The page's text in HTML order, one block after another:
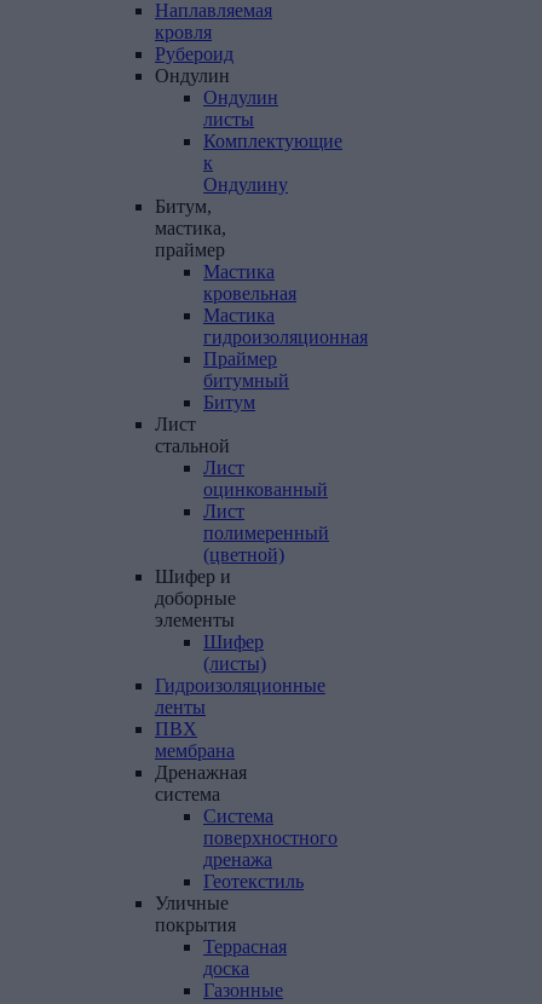
Наплавляемая
кровля
Рубероид
Ондулин
Ондулин
листы
Комплектующие
к
Ондулину
Битум,
мастика,
праймер
Мастика
кровельная
Мастика
гидроизоляционная
Праймер
битумный
Битум
Лист
стальной
Лист
оцинкованный
Лист
полимеренный
(цветной)
Шифер и
доборные
элементы
Шифер
(листы)
Гидроизоляционные
ленты
ПВХ
мембрана
Дренажная
система
Система
поверхностного
дренажа
Геотекстиль
Уличные
покрытия
Террасная
доска
Газонные